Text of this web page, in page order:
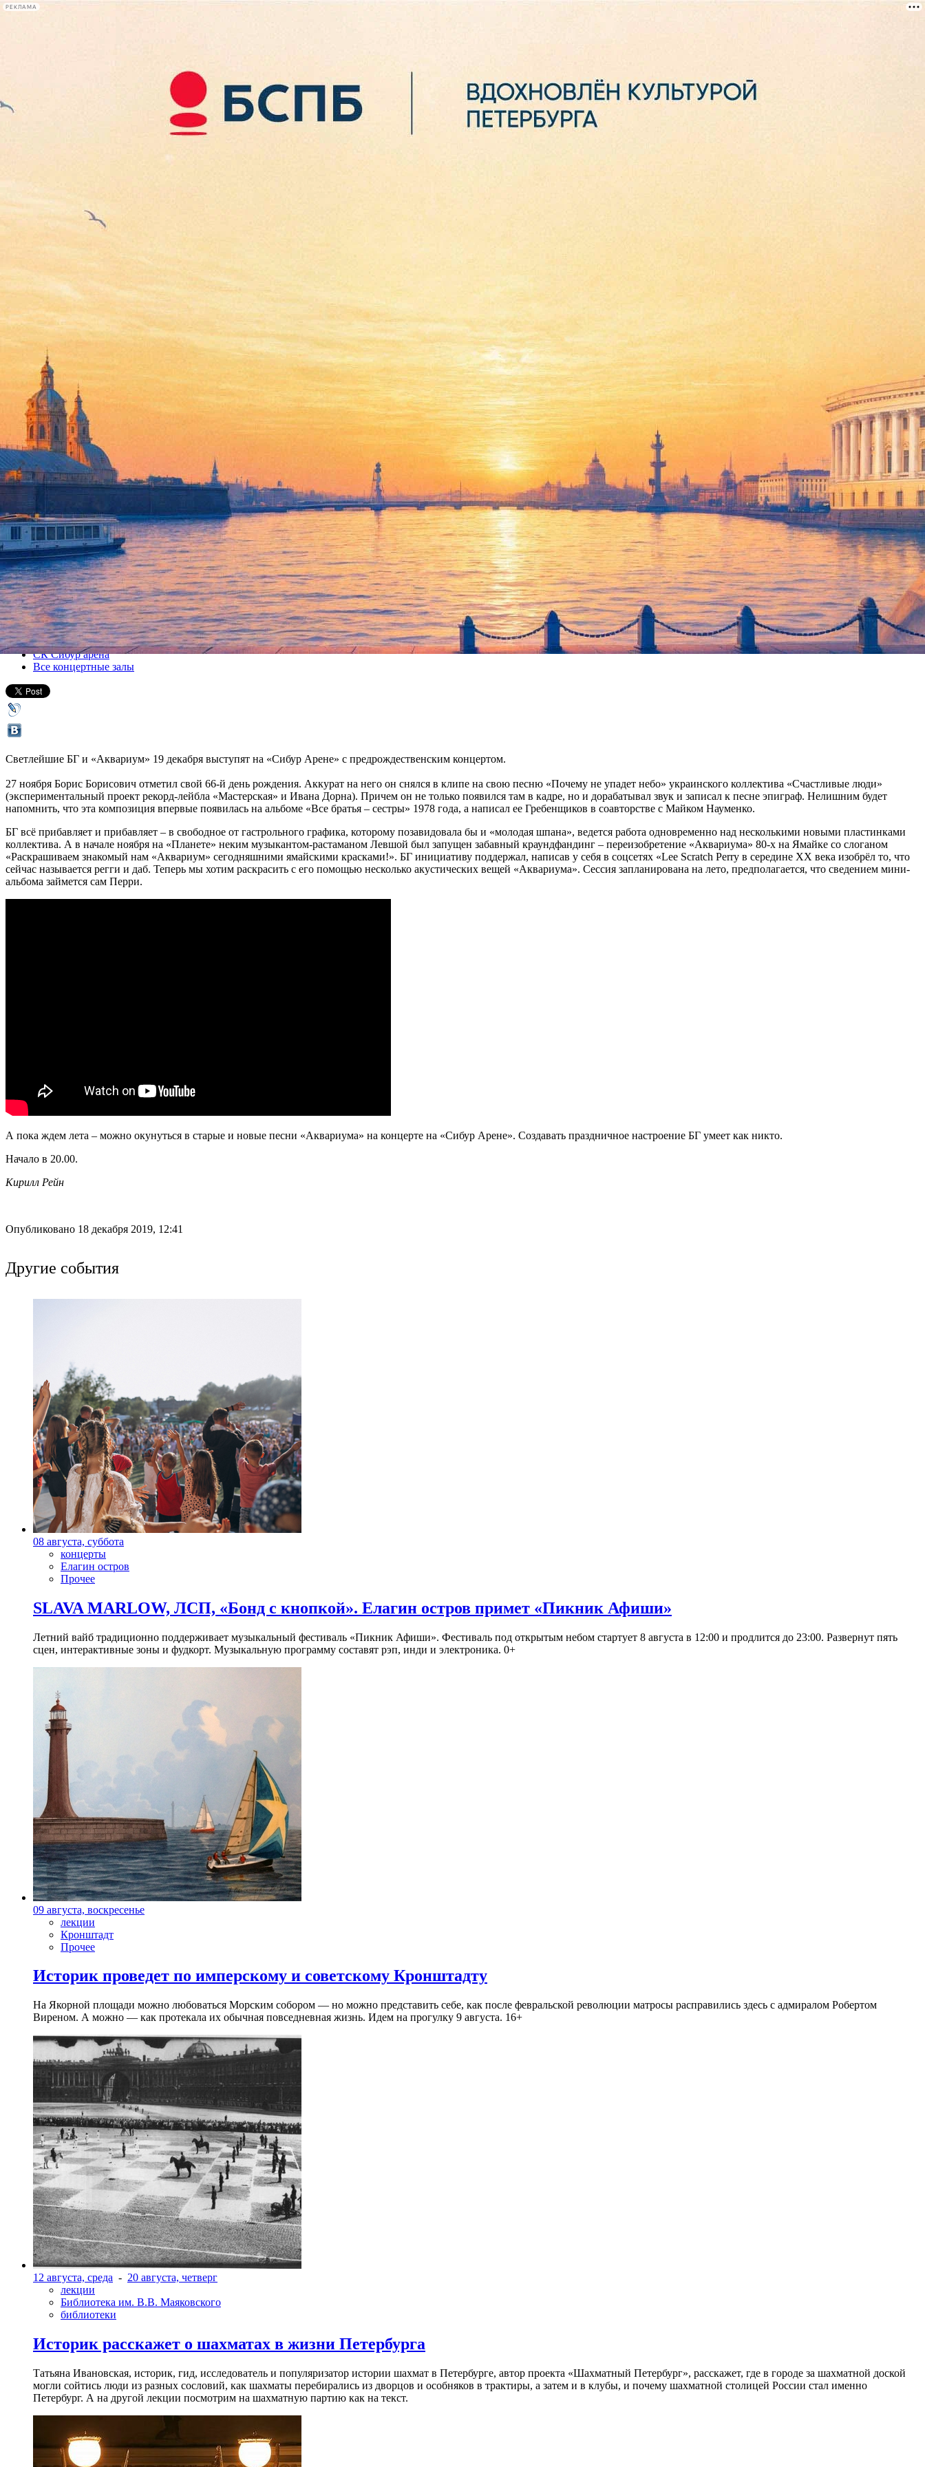
РЕКЛАМА
лекции
книги
Борис Гребенщиков сыграет праздничный концерт
19 декабря 2019, четверг,20.00
Версия для печати
Все концерты
СК Сибур арена
Все концертные залы
Светлейшие БГ и «Аквариум» 19 декабря выступят на «Сибур Арене» с предрождественским концертом.
27 ноября Борис Борисович отметил свой 66-й день рождения. Аккурат на него он снялся в клипе на свою песню «Почему не упадет небо» украинского коллектива «Счастливые люди»
(экспериментальный проект рекорд-лейбла «Мастерская» и Ивана Дорна). Причем он не только появился там в кадре, но и дорабатывал звук и записал к песне эпиграф. Нелишним будет
напомнить, что эта композиция впервые появилась на альбоме «Все братья – сестры» 1978 года, а написал ее Гребенщиков в соавторстве с Майком Науменко.
БГ всё прибавляет и прибавляет – в свободное от гастрольного графика, которому позавидовала бы и «молодая шпана», ведется работа одновременно над несколькими новыми пластинками
коллектива. А в начале ноября на «Планете» неким музыкантом-растаманом Левшой был запущен забавный краундфандинг – переизобретение «Аквариума» 80-х на Ямайке со слоганом
«Раскрашиваем знакомый нам «Аквариум» сегодняшними ямайскими красками!». БГ инициативу поддержал, написав у себя в соцсетях «Lee Scratch Perry в середине ХХ века изобрёл то, что
сейчас называется регги и даб. Теперь мы хотим раскрасить с его помощью несколько акустических вещей «Аквариума». Сессия запланирована на лето, предполагается, что сведением мини-
альбома займется сам Перри.
А пока ждем лета – можно окунуться в старые и новые песни «Аквариума» на концерте на «Сибур Арене». Создавать праздничное настроение БГ умеет как никто.
Начало в 20.00.
Кирилл Рейн
Опубликовано 18 декабря 2019, 12:41
Другие события
08 августа, суббота
концерты
Елагин остров
Прочее
SLAVA MARLOW, ЛСП, «Бонд с кнопкой». Елагин остров примет «Пикник Афиши»
Летний вайб традиционно поддерживает музыкальный фестиваль «Пикник Афиши». Фестиваль под открытым небом стартует 8 августа в 12:00 и продлится до 23:00. Развернут пять
сцен, интерактивные зоны и фудкорт. Музыкальную программу составят рэп, инди и электроника. 0+
09 августа, воскресенье
лекции
Кронштадт
Прочее
Историк проведет по имперскому и советскому Кронштадту
На Якорной площади можно любоваться Морским собором — но можно представить себе, как после февральской революции матросы расправились здесь с адмиралом Робертом
Виреном. А можно — как протекала их обычная повседневная жизнь. Идем на прогулку 9 августа. 16+
12 августа, среда - 20 августа, четверг
лекции
Библиотека им. В.В. Маяковского
библиотеки
Историк расскажет о шахматах в жизни Петербурга
Татьяна Ивановская, историк, гид, исследователь и популяризатор истории шахмат в Петербурге, автор проекта «Шахматный Петербург», расскажет, где в городе за шахматной доской
могли сойтись люди из разных сословий, как шахматы перебирались из дворцов и особняков в трактиры, а затем и в клубы, и почему шахматной столицей России стал именно
Петербург. А на другой лекции посмотрим на шахматную партию как на текст.